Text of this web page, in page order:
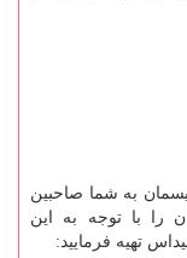
به شما صاحبین
را با توجه به این
تهیه فرمایید: